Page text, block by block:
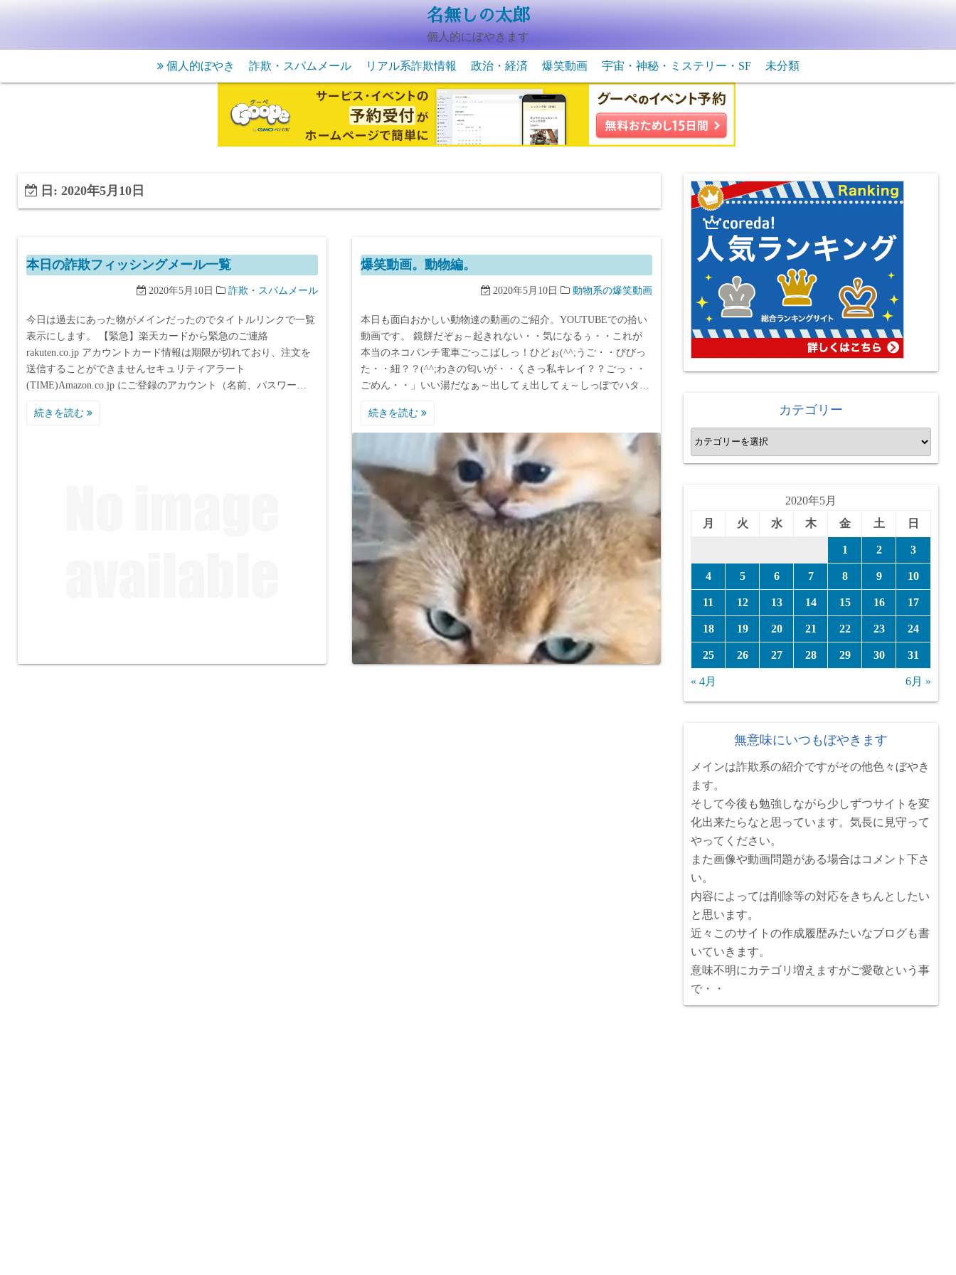
名無しの太郎
個人的にぼやきます
個人的ぼやき 詐欺・スパムメール リアル系詐欺情報 政治・経済 爆笑動画
動物系の爆笑動画
宇宙・神秘・ミステリー・SF
未確認生物・飛行物体
宇宙・ＳＦ
未分類
日: 2020年5月10日
本日の詐欺フィッシングメール一覧
2020年5月10日 詐欺・スパムメール
今日は過去にあった物がメインだったのでタイトルリンクで一覧
表示にします。 【緊急】楽天カードから緊急のご連絡
rakuten.co.jp アカウントカード情報は期限が切れており、注文を
送信することができませんセキュリティアラート
(TIME)Amazon.co.jp にご登録のアカウント（名前、パスワー…
続きを読む
爆笑動画。動物編。
2020年5月10日 動物系の爆笑動画
本日も面白おかしい動物達の動画のご紹介。YOUTUBEでの拾い
動画です。 鏡餅だぞぉ～起きれない・・気になるぅ・・これが
本当のネコパンチ電車ごっこばしっ！ひどぉ(^^;うご・・びびっ
た・・紐？？(^^;わきの匂いが・・くさっ私キレイ？？ごっ・・
ごめん・・」いい湯だなぁ～出してぇ出してぇ～しっぽでハタ…
続きを読む カテゴリー
カ
テ
2020年5月
月
火 水 木 金 土 日
1 2 3
4 5 6 7 8 9 10
11 12 13 14 15 16 17
18 19 20 21 22 23 24
25 26 27 28 29 30 31
« 4月 6月 »
無意味にいつもぼやきます
メインは詐欺系の紹介ですがその他色々ぼやき
ます。
そして今後も勉強しながら少しずつサイトを変
化出来たらなと思っています。気長に見守って
やってください。
また画像や動画問題がある場合はコメント下さ
い。
内容によっては削除等の対応をきちんとしたい
と思います。
近々このサイトの作成履歴みたいなブログも書
いていきます。
意味不明にカテゴリ増えますがご愛敬という事
で・・